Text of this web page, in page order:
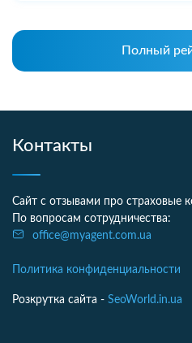
Полный
Контакты
Сайт с отзывами про страховые
По вопросам сотрудничества:
office@myagent.com.ua
Политика конфиденциальности
Розкрутка сайта - SeoWorld.in.ua